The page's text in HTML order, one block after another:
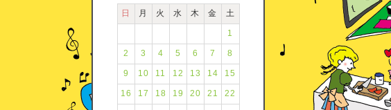
日 月 火 水 木 金 土
1
2 3 4 5 6 7 8
9 10 11 12 13 14 15
16 17 18 19 20 21 22